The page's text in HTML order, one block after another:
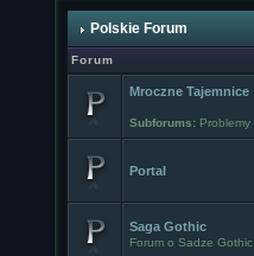
Polskie Forum
Forum
Mroczne Tajemnice
Subforums: Problemy
Portal
Saga Gothic
Forum o Sadze Gothic